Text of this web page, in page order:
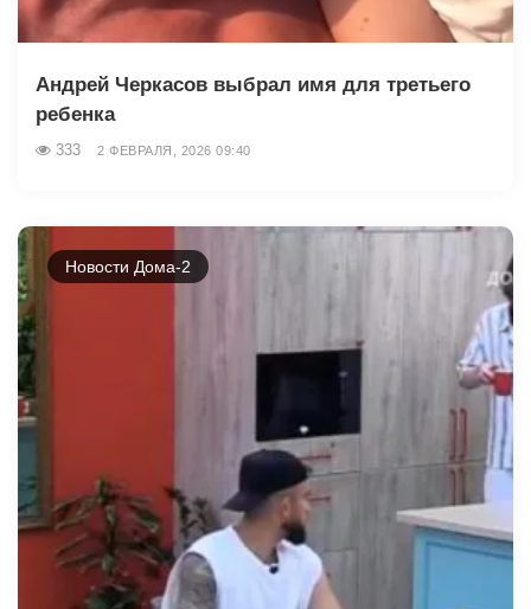
Андрей Черкасов выбрал имя для третьего
ребенка
333 2 ФЕВРАЛЯ, 2026 09:40
Новости Дома-2